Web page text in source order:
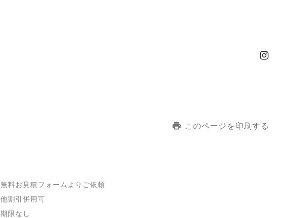
このページを印刷する
無料お見積フォームよりご依頼
他割引併用可
期限なし